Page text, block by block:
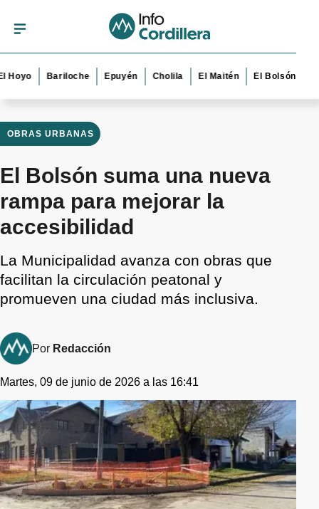
Bariloche Epuyén Cholila El Maitén El Bolsón
OBRAS URBANAS
El Bolsón suma una nueva
rampa para mejorar la
accesibilidad
La Municipalidad avanza con obras que
facilitan la circulación peatonal y
promueven una ciudad más inclusiva.
Por Redacción
Martes, 09 de junio de 2026 a las 16:41